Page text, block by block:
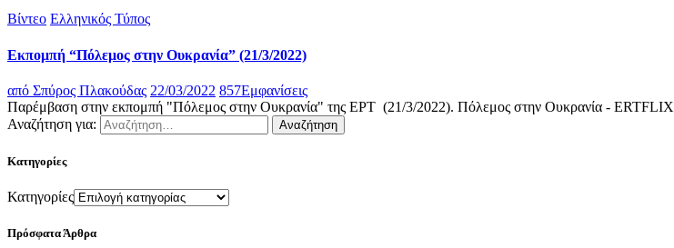
Βίντεο Ελληνικός Τύπος
Εκπομπή “Πόλεμος στην Ουκρανία” (21/3/2022)
από Σπύρος Πλακούδας 22/03/2022 857Εμφανίσεις
Παρέμβαση στην εκπομπή "Πόλεμος στην Ουκρανία" της ΕΡΤ (21/3/2022). Πόλεμος στην Ουκρανία - ERTFLIX
Αναζήτηση για:
Κατηγορίες
Κατηγορίες
Πρόσφατα Άρθρα